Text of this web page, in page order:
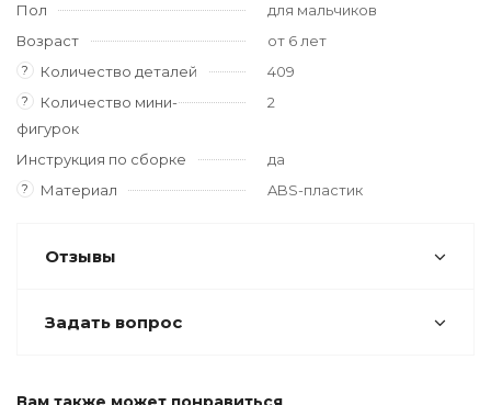
Пол
для мальчиков
Возраст
от 6 лет
? Количество деталей 409
?
Количество мини-
фигурок
2
Инструкция по сборке да
? Материал ABS-пластик
Отзывы
Задать вопрос